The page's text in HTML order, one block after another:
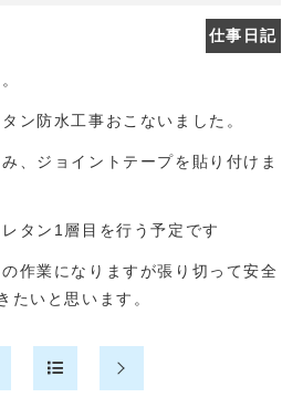
仕事日記
ン防水工事おこないました。
、ジョイントテープを貼り付けま
タン1層目を行う予定です
作業になりますが張り切って安全
たいと思います。